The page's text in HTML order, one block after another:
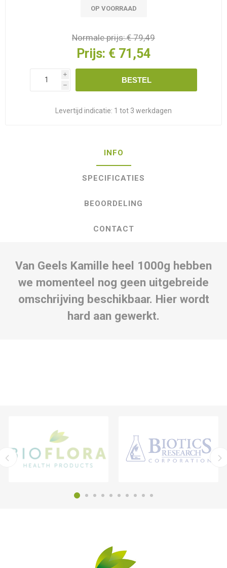
OP VOORRAAD
Normale prijs:€ 79,49
Prijs: € 71,54
i
h
BESTEL
Levertijd indicatie: 1 tot 3 werkdagen
INFO
SPECIFICATIES
BEOORDELING
CONTACT
Van Geels Kamille heel 1000g hebben
we momenteel nog geen uitgebreide
omschrijving beschikbaar. Hier wordt
hard aan gewerkt.